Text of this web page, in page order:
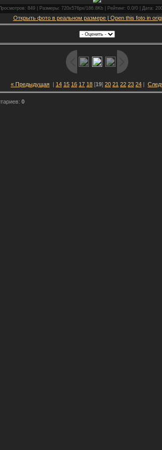
849 | Размеры: 720x576px/186.8Kb | Рейтинг: 0.0/0 | Дата:
Открыть фото в реальном размере | Open this foto in
« Предыдущая | 14 15 16 17 18 [19] 20 21 22 23 24 |
0